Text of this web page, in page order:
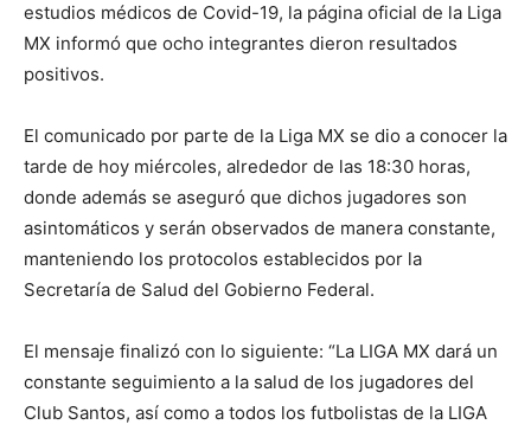
estudios médicos de Covid-19, la página oficial de la Liga
MX informó que ocho integrantes dieron resultados
positivos.
El comunicado por parte de la Liga MX se dio a conocer la
tarde de hoy miércoles, alrededor de las 18:30 horas,
donde además se aseguró que dichos jugadores son
asintomáticos y serán observados de manera constante,
manteniendo los protocolos establecidos por la
Secretaría de Salud del Gobierno Federal.
El mensaje finalizó con lo siguiente: “La LIGA MX dará un
constante seguimiento a la salud de los jugadores del
Club Santos, así como a todos los futbolistas de la LIGA